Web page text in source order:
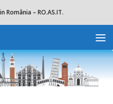
Apri la
România – RO.AS.IT.